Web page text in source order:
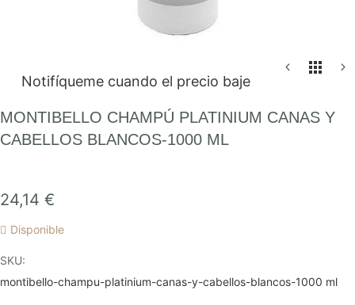
comienzo
de
Notifíqueme cuando el precio baje
MONTIBELLO CHAMPÚ PLATINIUM CANAS Y
CABELLOS BLANCOS-1000 ML
24,14 €
Disponible
SKU
montibello-champu-platinium-canas-y-cabellos-blancos-1000 ml